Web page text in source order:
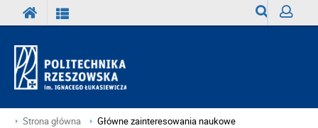
Strona główna Główne zainteresowania naukowe